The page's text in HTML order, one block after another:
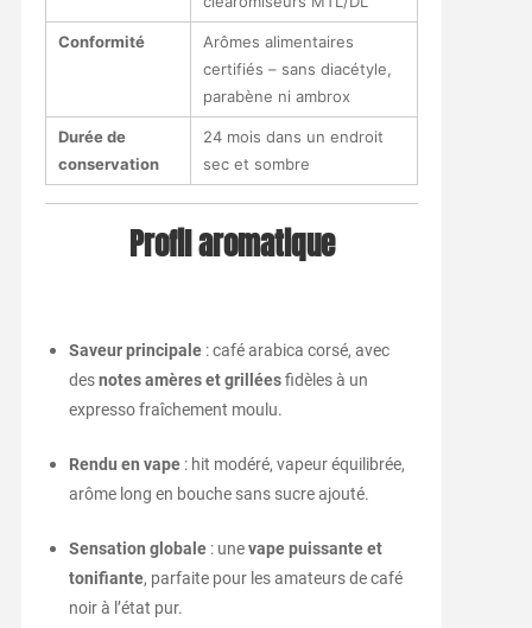
Conformité
Arômes alimentaires
certifiés – sans diacétyle,
parabène ni ambrox
Durée de
conservation
24 mois dans un endroit
sec et sombre
Profil aromatique
Saveur principale: café arabica corsé, avec
desnotes amères et grilléesfidèles à un
expresso fraîchement moulu.
Rendu en vape: hit modéré, vapeur équilibrée,
arôme long en bouche sans sucre ajouté.
Sensation globale: unevape puissante et
tonifiante, parfaite pour les amateurs de café
noir à l’état pur.